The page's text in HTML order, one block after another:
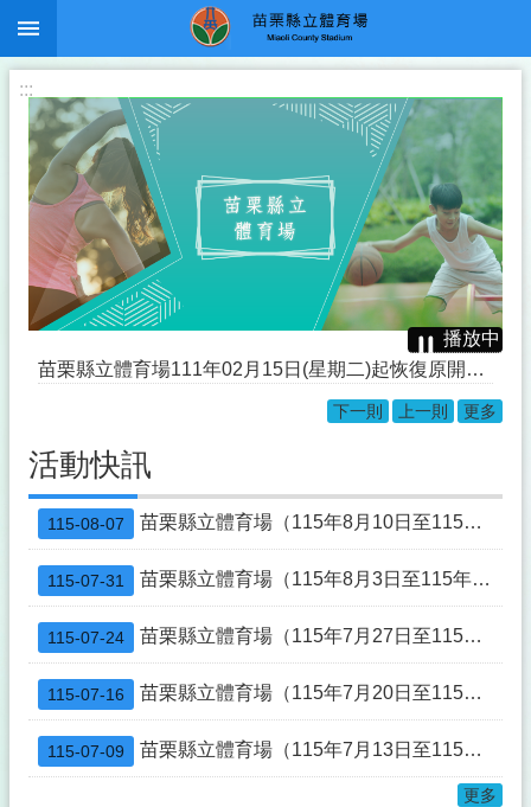
跳到主要內容區塊
:::
播放中
苗栗縣立體育場111年02月15日(星期二)起恢復原開放時段自每日05：00～22：00
本縣「遙控無人機飛航活動之區域-時間及其他管理事項」公告
「節水宣導」
修正「機場四周禁止施放有礙飛航安全物體」公告
原住民族委員會「Ayoi阿優依電商平台」活動優惠活動
修正苗栗縣「遙控無人機飛航活動之區域-時間及其他管理事項」公告
修正「苗栗縣營建工程剩餘土石方處理及資源堆置處理場設置管理自治條例」條文公布令
109年7月1日不動產成交案件實際資訊申報登錄(實價登錄)新制實施
苗栗縣立體育場災害防救標準作業流程圖及苗栗縣立體育場災害防救標準作業流程說明
下一則 上一則 更多
活動快訊
115-08-07 苗栗縣立體育場（115年8月10日至115年8月16日）活動一覽表
115-07-31 苗栗縣立體育場（115年8月3日至115年8月9日）活動一覽表
115-07-24 苗栗縣立體育場（115年7月27日至115年8月2日）活動一覽表
115-07-16 苗栗縣立體育場（115年7月20日至115年7月26日）活動一覽表
115-07-09 苗栗縣立體育場（115年7月13日至115年7月19日）活動一覽表
更多